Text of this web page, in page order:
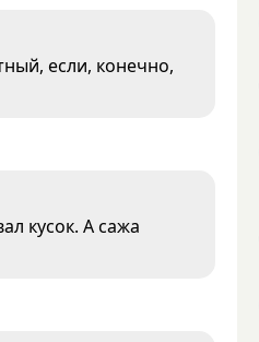
если, конечно,
кусок. А сажа